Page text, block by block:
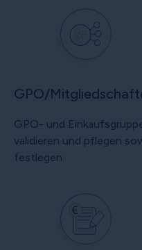
GPO/
GPO- und
validieren und pflegen
festlegen